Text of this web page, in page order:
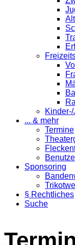
... & mehr
Termine
Sponsoring
§ Rechtliches
Suche